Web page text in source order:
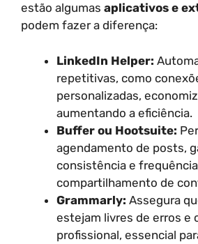
estão algumas aplicativos e
podem fazer a diferença:
LinkedIn Helper:
repetitivas, como
personalizadas,
aumentando a eficiência.
Buffer ou Hootsuite:
agendamento de posts,
consistência e
compartilhamento de
Grammarly: Assegura
estejam livres de erros e
profissional, essencial